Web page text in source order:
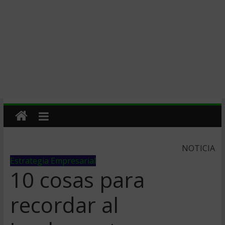
NOTICIA
Estrategia Empresarial
10 cosas para
recordar al